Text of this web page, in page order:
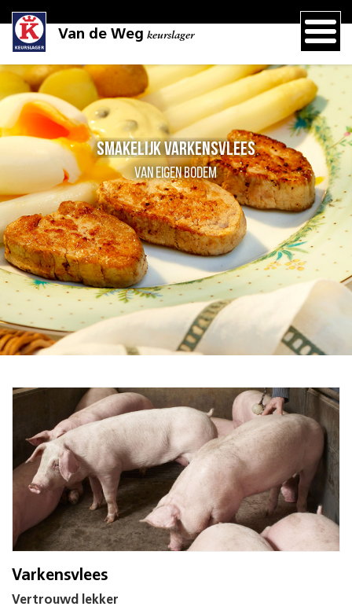
Van de Weg keurslager
Smakelijk varkensvlees
van eigen bodem
Varkensvlees
Vertrouwd lekker